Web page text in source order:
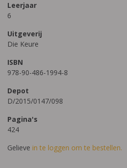
Leerjaar
6
Uitgeverij
Die Keure
ISBN
978-90-486-1994-8
Depot
D/2015/0147/098
Pagina's
424
Gelieve in te loggen om te bestellen.